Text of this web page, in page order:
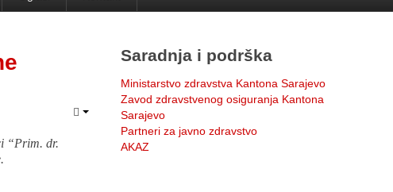
“Prim. dr.
Saradnja i podrška
Ministarstvo zdravstva Kantona Sarajevo
Zavod zdravstvenog osiguranja Kantona
Sarajevo
Partneri za javno zdravstvo
AKAZ